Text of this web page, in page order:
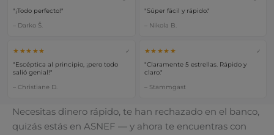
"¡Todo perfecto!"
– Darko Š.
"Súper fácil y rápido."
– Nikola B.
★★★★★ ✓
"Escéptica al principio, ¡pero todo
salió genial!"
– Christiane D.
★★★★★ ✓
"Claramente 5 estrellas. Rápido y
claro."
– Stammgast
Necesitas dinero rápido, te han rechazado en el banco,
quizás estás en ASNEF — y ahora te encuentras con